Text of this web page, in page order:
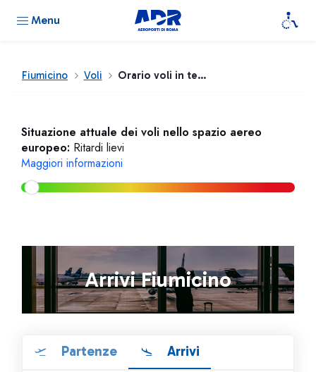
Menu
Fiumicino Voli Orario voli in tempo reale
Situazione attuale dei voli nello spazio aereo
europeo: Ritardi lievi
Maggiori informazioni
Arrivi Fiumicino
Partenze Arrivi